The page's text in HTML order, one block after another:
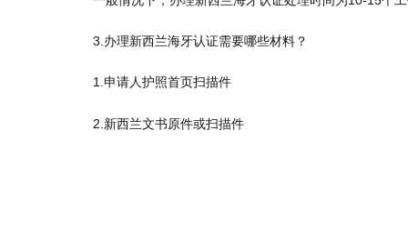
3.办理新西兰海牙认证需要哪些材料？
1.申请人护照首页扫描件
2.新西兰文书原件或扫描件